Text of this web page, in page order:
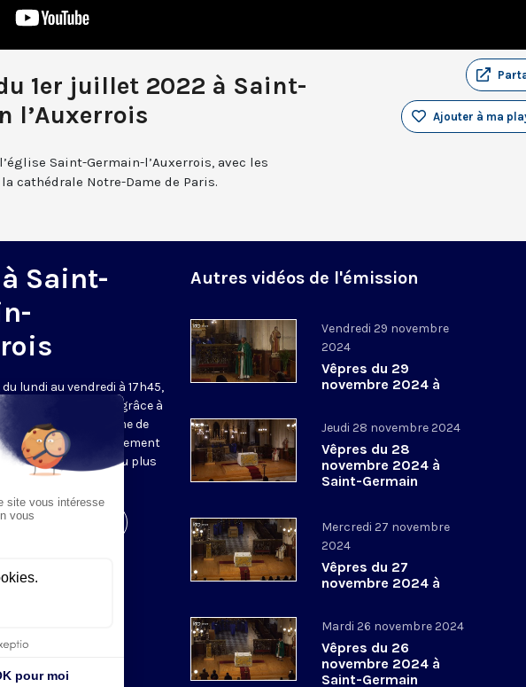
1er juillet 2022 à Saint-
l’Auxerrois
Ajouter à ma
Saint-Germain-l’Auxerrois, avec les
cathédrale Notre-Dame de Paris.
Saint-
lundi au vendredi à 17h45,
de Saint-Germain grâce à
: un système de
en direct totalement
une réalisation au plus
de l'émission
Autres vidéos de l'émission
Vendredi 29 novembre
2024
Vêpres du 29
novembre 2024 à
Jeudi 28 novembre 2024
Vêpres du 28
novembre 2024 à
Saint-Germain
Mercredi 27 novembre
2024
Vêpres du 27
novembre 2024 à
Mardi 26 novembre 2024
Vêpres du 26
novembre 2024 à
Saint-Germain